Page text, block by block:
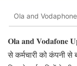
Ola and
Ola and Vodafone
से कर्मचारी को कंपनी से